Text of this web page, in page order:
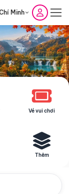
Minh
Vé vui chơi
Thêm